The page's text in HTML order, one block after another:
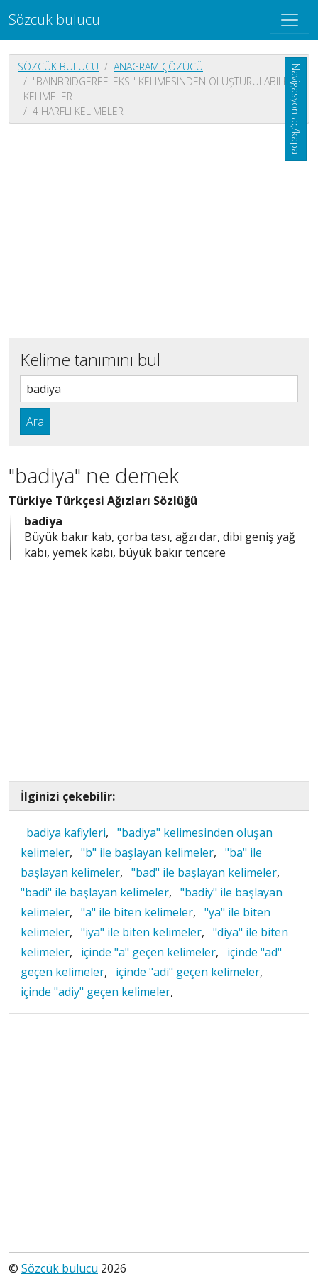
Sözcük bulucu
Navigasyon aç/kapa
SÖZCÜK BULUCU
ANAGRAM ÇÖZÜCÜ
"BAINBRIDGEREFLEKSI" KELIMESINDEN OLUŞTURULABILEN
KELIMELER
4 HARFLI KELIMELER
Kelime tanımını bul
Ara
"badiya" ne demek
Türkiye Türkçesi Ağızları Sözlüğü
badiya
Büyük bakır kab, çorba tası, ağzı dar, dibi geniş yağ
kabı, yemek kabı, büyük bakır tencere
İlginizi çekebilir:
badiya kafiyleri, "badiya" kelimesinden oluşan
kelimeler, "b" ile başlayan kelimeler, "ba" ile
başlayan kelimeler, "bad" ile başlayan kelimeler,
"badi" ile başlayan kelimeler, "badiy" ile başlayan
kelimeler, "a" ile biten kelimeler, "ya" ile biten
kelimeler, "iya" ile biten kelimeler, "diya" ile biten
kelimeler, içinde "a" geçen kelimeler,
içinde "ad"
geçen kelimeler, içinde "adi" geçen kelimeler,
içinde "adiy" geçen kelimeler,
© Sözcük bulucu 2026